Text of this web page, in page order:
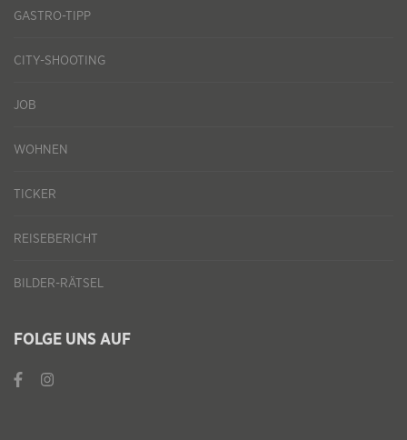
GASTRO-TIPP
CITY-SHOOTING
JOB
WOHNEN
TICKER
REISEBERICHT
BILDER-RÄTSEL
FOLGE UNS AUF